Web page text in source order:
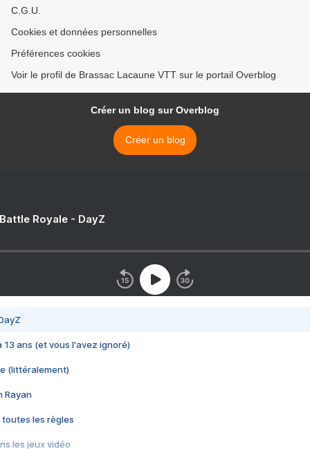
C.G.U.
Cookies et données personnelles
Préférences cookies
Voir le profil de Brassac Lacaune VTT sur le portail Overblog
Créer un blog sur Overblog
Créer un blog
Royale - DayZ
13 ans (et vous l'avez ignoré)
(littéralement)
Rayan
toutes les règles
les jeux vidéo